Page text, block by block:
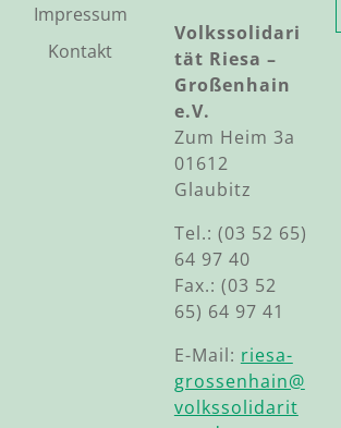
Impressum
Kontakt
Volkssolidari
tät Riesa –
Großenhain
e.V.
Zum Heim 3a
01612
Glaubitz
Tel.: (03 52 65)
64 97 40
Fax.: (03 52
65) 64 97 41
E-Mail: riesa-
grossenhain@
volkssolidarit